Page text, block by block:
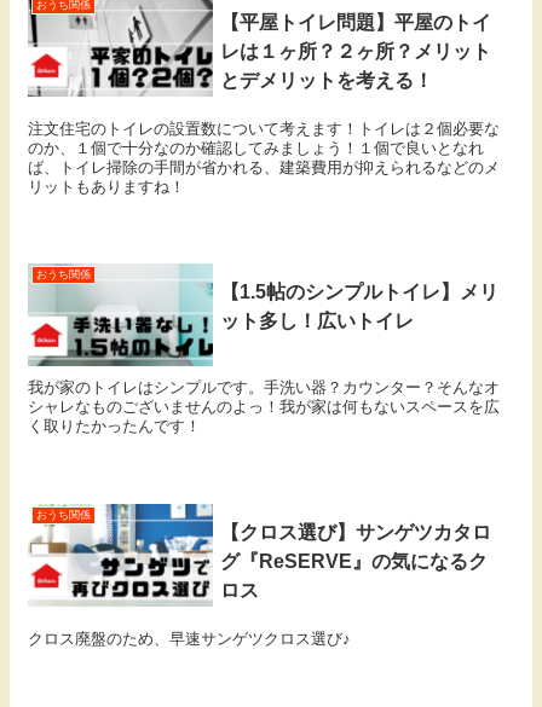
おうち関係
【平屋トイレ問題】平屋のトイ
レは１ヶ所？２ヶ所？メリット
とデメリットを考える！
注文住宅のトイレの設置数について考えます！トイレは２個必要な
のか、１個で十分なのか確認してみましょう！１個で良いとなれ
ば、トイレ掃除の手間が省かれる、建築費用が抑えられるなどのメ
リットもありますね！
おうち関係
【1.5帖のシンプルトイレ】メリ
ット多し！広いトイレ
我が家のトイレはシンプルです。手洗い器？カウンター？そんなオ
シャレなものございませんのよっ！我が家は何もないスペースを広
く取りたかったんです！
おうち関係
【クロス選び】サンゲツカタロ
グ『ReSERVE』の気になるク
ロス
クロス廃盤のため、早速サンゲツクロス選び♪